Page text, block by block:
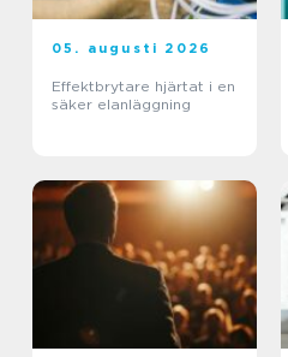
05. augusti 2026
Effektbrytare hjärtat i en
säker elanläggning